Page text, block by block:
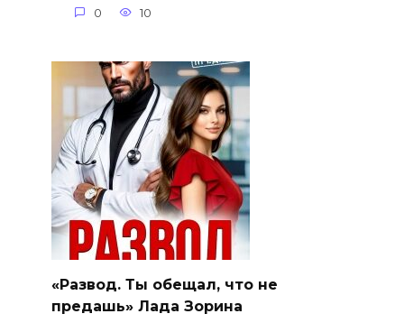
0 10
«Развод. Ты обещал, что не
предашь» Лада Зорина